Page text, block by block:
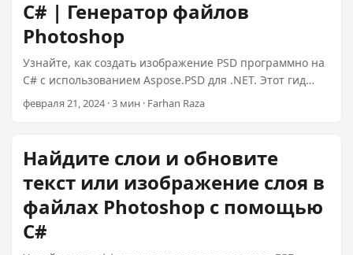
99 долларов.
C# | Генератор файлов
Photoshop
Узнайте, как создать изображение PSD программно на
C# с использованием Aspose.PSD для .NET. Этот гид
предоставляет пошаговый подход к созданию файлов
Photoshop (PSD) без Photoshop, используя мощный
редактирования PSD всего за 99 долларов.
февраля 21, 2024 · 3 мин · Farhan Raza
Найдите слои и обновите
текст или изображение слоя в
файлах Photoshop с помощью
C#